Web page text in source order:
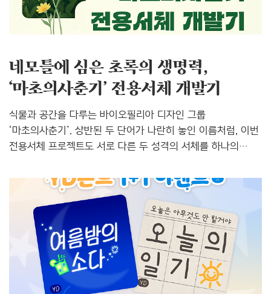
텍스처 #픽셀폰트 1. Yoon 뀨..
네모틀에 심은 초록의 생명력,
‘마초의사춘기’ 전용서체 개발기
식물과 공간을 다루는 바이오필리아 디자인 그룹
‘마초의사춘기’. 상반된 두 단어가 나란히 놓인 이름처럼, 이번
전용서체 프로젝트도 서로 다른 두 성격의 서체를 하나의
‘마초의사춘기체’와, 차분히 정보를 전하는 본문용
‘마초의일상체’. 두 벌의 서체가 어떻게 만들어졌는지,
프로젝트를 이끈 김지연 디자이너에게 물었습니다. Q. 제목용
‘마초의사춘기체’와 본문용 ‘마초의일상체’로 나눈 이원화
구조는 기획 초기부터 염두에 두었나요?A. 제가 처음부터
계획한 건 아니었어요. 킥오프 미팅 때 마초의사춘기 측에서
이미 이원화 구조로 기획을 가져오셨고, 스펙을 논의한 뒤
최종적으로 제목용과 본문용 한 벌씩 제작하는 것으로